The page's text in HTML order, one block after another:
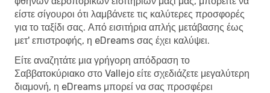
είστε σίγουροι ότι λαμβάνετε τις καλύτερες προσφορές
για το ταξίδι σας. Από εισιτήρια απλής μετάβασης έως
μετ' επιστροφής, η eDreams σας έχει καλύψει.
Είτε αναζητάτε μια γρήγορη απόδραση το
Σαββατοκύριακο στο Vallejo είτε σχεδιάζετε μεγαλύτερη
διαμονή, η eDreams μπορεί να σας προσφέρει